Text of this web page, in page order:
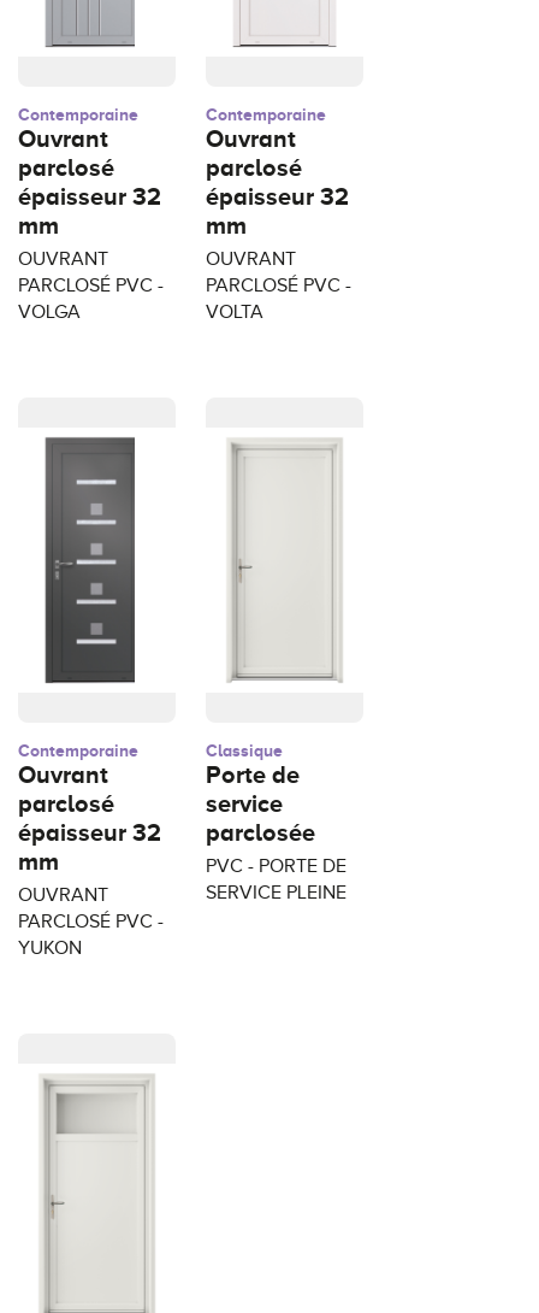
Contemporaine
Ouvrant
parclosé
épaisseur 32
mm
OUVRANT
PARCLOSÉ PVC -
VOLGA
Contemporaine
Ouvrant
parclosé
épaisseur 32
mm
OUVRANT
PARCLOSÉ PVC -
VOLTA
Contemporaine
Ouvrant
parclosé
épaisseur 32
mm
OUVRANT
PARCLOSÉ PVC -
YUKON
Classique
Porte de
service
parclosée
PVC - PORTE DE
SERVICE PLEINE